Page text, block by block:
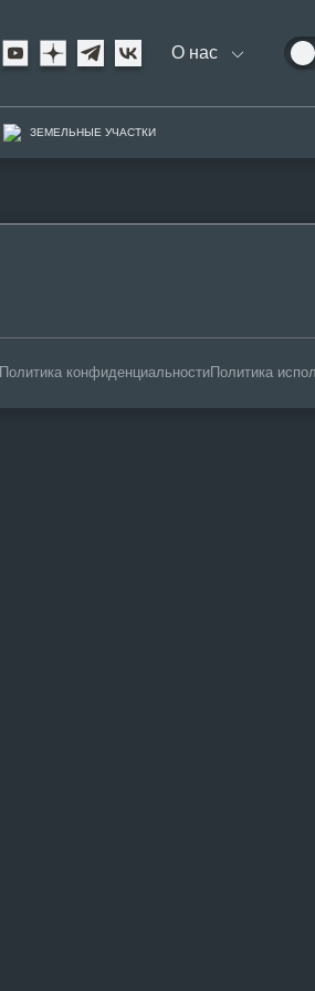
О нас
ЗЕМЕЛЬНЫЕ УЧАСТКИ
Политика конфиденциальностиПолитика